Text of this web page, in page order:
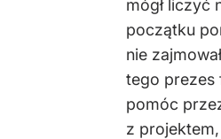
mógł liczyć
początku
nie
tego prezes
pomóc
z